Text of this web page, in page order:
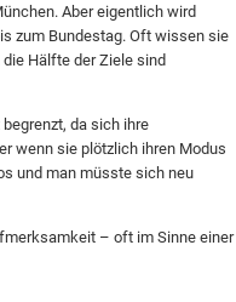
Aber eigentlich wird
zum Bundestag. Oft wissen sie
Hälfte der Ziele sind
da sich ihre
wenn sie plötzlich ihren Modus
und man müsste sich neu
– oft im Sinne einer